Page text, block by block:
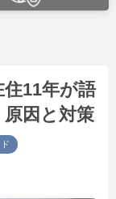
11年が語
因と対策